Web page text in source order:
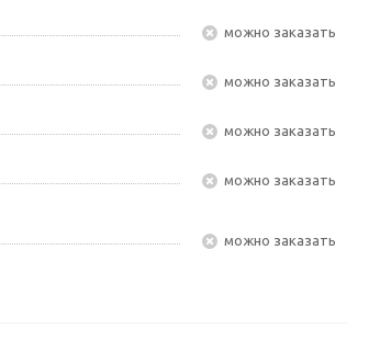
Можно заказать
Можно заказать
Можно заказать
Можно заказать
Можно заказать